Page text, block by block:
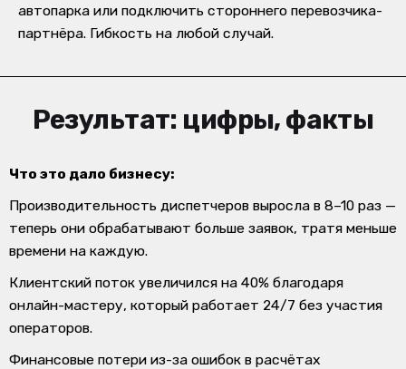
автопарка или подключить стороннего перевозчика-
партнёра. Гибкость на любой случай.
Результат: цифры, факты
Что это дало бизнесу:
Производительность диспетчеров выросла в 8–10 раз —
теперь они обрабатывают больше заявок, тратя меньше
времени на каждую.
Клиентский поток увеличился на 40% благодаря
онлайн-мастеру, который работает 24/7 без участия
операторов.
Финансовые потери из-за ошибок в расчётах